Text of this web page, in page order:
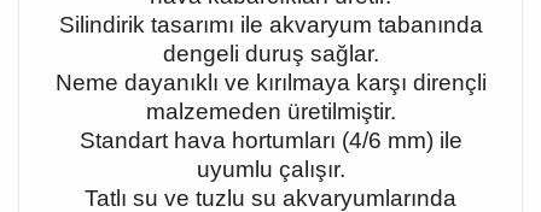
Silindirik tasarımı ile akvaryum tabanında
dengeli duruş sağlar.
Neme dayanıklı ve kırılmaya karşı dirençli
malzemeden üretilmiştir.
Standart hava hortumları (4/6 mm) ile
uyumlu çalışır.
Tatlı su ve tuzlu su akvaryumlarında